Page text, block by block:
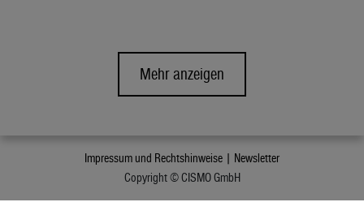
Mehr anzeigen
Impressum und Rechtshinweise | Newsletter
Copyright © CISMO GmbH